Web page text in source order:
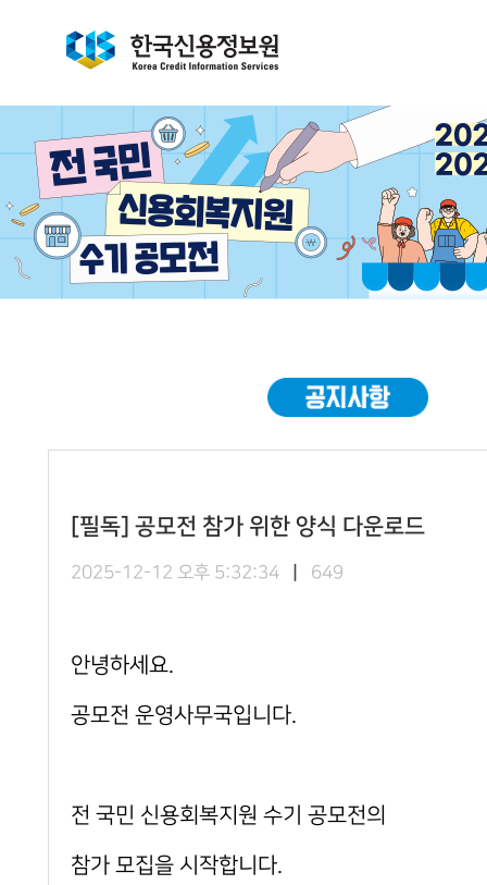
[필독] 공모전 참가 위한 양식 다운로드
2025-12-12 오후 5:32:34 649
안녕하세요.
공모전 운영사무국입니다.
전 국민 신용회복지원 수기 공모전의
참가 모집을 시작합니다.